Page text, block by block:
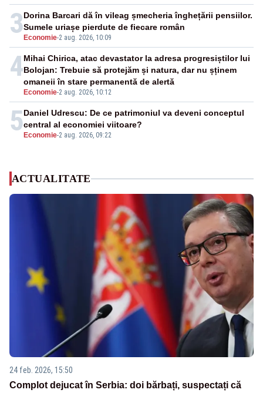
3 Economie-2 aug. 2026, 10:09
Dorina Barcari dă în vileag șmecheria înghețării pensiilor.
Sumele uriașe pierdute de fiecare român
4
Economie-2 aug. 2026, 10:12
Mihai Chirica, atac devastator la adresa progresiștilor lui
Bolojan: Trebuie să protejăm și natura, dar nu șținem
omaneii în stare permanentă de alertă
5 Economie-2 aug. 2026, 09:22
Daniel Udrescu: De ce patrimoniul va deveni conceptul
central al economiei viitoare?
ACTUALITATE
24 feb. 2026, 15:50
Complot dejucat în Serbia: doi bărbați, suspectați că